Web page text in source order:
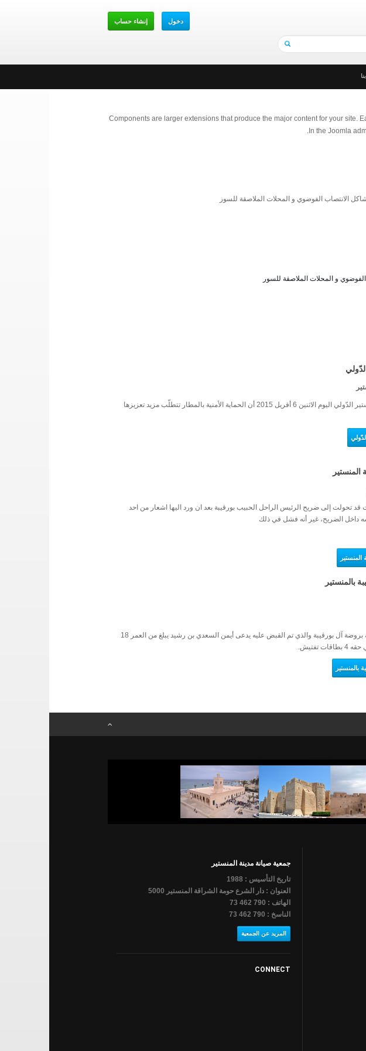
دخول إنشاء حساب
Components are larger extensions that produce the major content for your site.
In the Joomla
الانتصاب الفوضوي و المحلات الملاصقة للسور
و المحلات الملاصقة للسور
اعتبر رئيس الحكومة الحبيب الصيد خلال زيارته لمطار المنستير الدّولي اليوم الاثنين 6 أفريل 2015 أن الحماية الأمنية بالمطار تتطلّب مزيد تعزيزها
المنستير
تحولت إلى ضريح الرئيس الراحل الحبيب بورقيبة بعد ان ورد اليها اشعار من احد
داخل الضريح، غير أنه فشل في ذلك
بالمنستير
علمت موزاييك أن الشخص الذي حاول القيام بعملية تفجيرية بروضة آل بورقيبة والذي تم القبض عليه يدعى أيمن السعدي بن رشيد يبلغ من العمر 18
بالمنستير
جمعية صيانة مدينة المنستير
تاريخ التأسيس : 1988
العنوان : دار الشرع حومة الشراقة المنستير 5000
الهاتف : 790 462 73
الناسخ : 790 462 73
المزيد عن الجمعية
CONNECT